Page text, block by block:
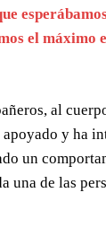
el máximo
al
y ha
un
una de las